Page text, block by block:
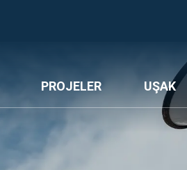
PROJELER UŞAK